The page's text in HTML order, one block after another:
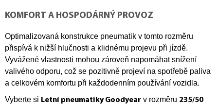
KOMFORT A HOSPODÁRNÝ PROVOZ
Optimalizovaná konstrukce pneumatik v tomto rozměru
přispívá k nižší hlučnosti a klidnému projevu při jízdě.
Vyvážené vlastnosti mohou zároveň napomáhat snížení
valivého odporu, což se pozitivně projeví na spotřebě paliva
a celkovém komfortu při každodenním používání vozidla.
Vyberte si Letní pneumatiky Goodyear v rozměru 235/50